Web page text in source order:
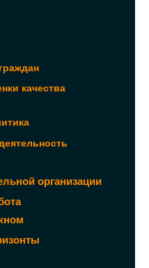
качества
организации